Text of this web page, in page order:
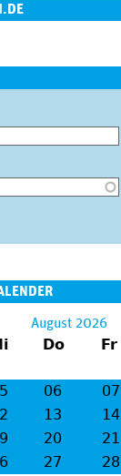
August 2026
Do Fr
06 07
13 14
20 21
27 28